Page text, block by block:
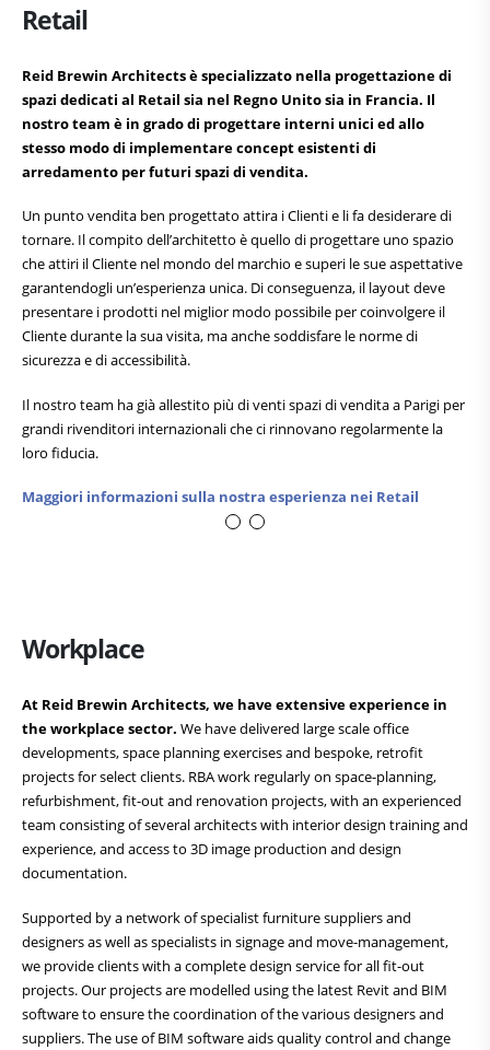
Retail
Reid Brewin Architects è specializzato nella progettazione di
spazi dedicati al Retail sia nel Regno Unito sia in Francia. Il
nostro team è in grado di progettare interni unici ed allo
stesso modo di implementare concept esistenti di
arredamento per futuri spazi di vendita.
Un punto vendita ben progettato attira i Clienti e li fa desiderare di
tornare. Il compito dell’architetto è quello di progettare uno spazio
che attiri il Cliente nel mondo del marchio e superi le sue aspettative
garantendogli un’esperienza unica. Di conseguenza, il layout deve
presentare i prodotti nel miglior modo possibile per coinvolgere il
Cliente durante la sua visita, ma anche soddisfare le norme di
sicurezza e di accessibilità.
Il nostro team ha già allestito più di venti spazi di vendita a Parigi per
grandi rivenditori internazionali che ci rinnovano regolarmente la
loro fiducia.
Maggiori informazioni sulla nostra esperienza nei Retail
Workplace
At Reid Brewin Architects, we have extensive experience in
the workplace sector. We havedelivered large scale office
developments, space planning exercises and bespoke, retrofit
projects for select clients. RBA work regularly on space-planning,
refurbishment, fit-out and renovation projects, with an experienced
team consisting of several architects with interior design training and
experience, and access to 3D image production and design
documentation.
Supported by a network of specialist furniture suppliers and
designers as well as specialists in signage and move-management,
we provide clients with a complete design service for all fit-out
projects. Our projects are modelled using the latest Revit and BIM
software to ensure the coordination of the various designers and
suppliers. The use of BIM software aids quality control and change